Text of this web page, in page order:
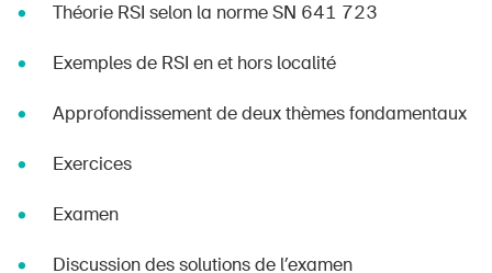
Théorie RSI selon la norme SN 641 723
Exemples de RSI en et hors localité
Approfondissement de deux thèmes fondamentaux
Exercices
Examen
Discussion des solutions de l’examen